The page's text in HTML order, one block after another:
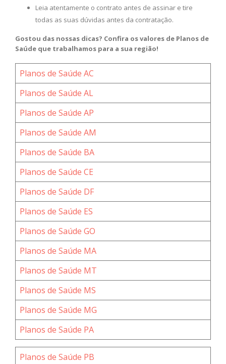
Leia atentamente o contrato antes de assinar e tire
todas as suas dúvidas antes da contratação.
Gostou das nossas dicas? Confira os valores de Planos de
Saúde que trabalhamos para a sua região!
Planos de Saúde AC
Planos de Saúde AL
Planos de Saúde AP
Planos de Saúde AM
Planos de Saúde BA
Planos de Saúde CE
Planos de Saúde DF
Planos de Saúde ES
Planos de Saúde GO
Planos de Saúde MA
Planos de Saúde MT
Planos de Saúde MS
Planos de Saúde MG
Planos de Saúde PA
Planos de Saúde PB